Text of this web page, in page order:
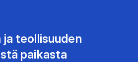
ja teollisuuden
paikasta